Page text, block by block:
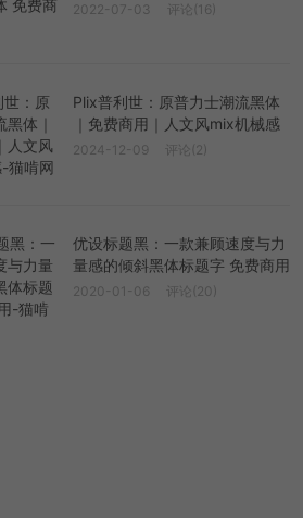
2022-07-03 评论(16)
Plix普利世：原普力士潮流黑体
｜免费商用｜人文风mix机械感
2024-12-09 评论(2)
优设标题黑：一款兼顾速度与力
量感的倾斜黑体标题字 免费商用
2020-01-06 评论(20)